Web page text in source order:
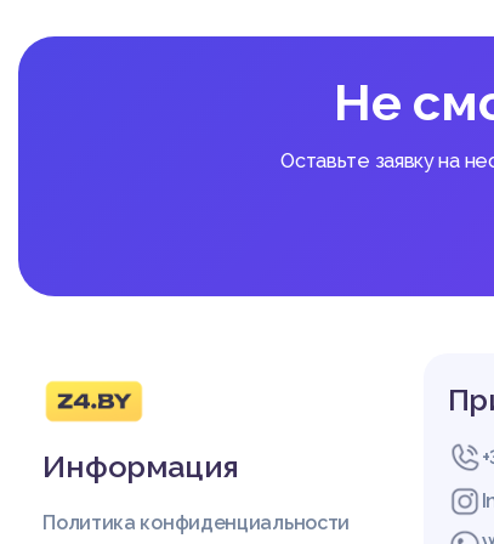
Особое место в
ь, Президент,
ельные органы.
ГЛАВА 3
А НАРУШЕНИЕ
одательством
ыть возложена
- нанимателя
- руководителя
ачальник отдела
- работника
Не
Оставьте заявку на
Информация
Политика конфиденциальности